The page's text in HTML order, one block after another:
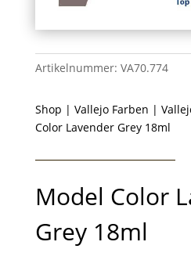
Artikelnummer: VA70.774
Shop | Vallejo Farben |
Color Lavender Grey 18ml
Model Color
Grey 18ml